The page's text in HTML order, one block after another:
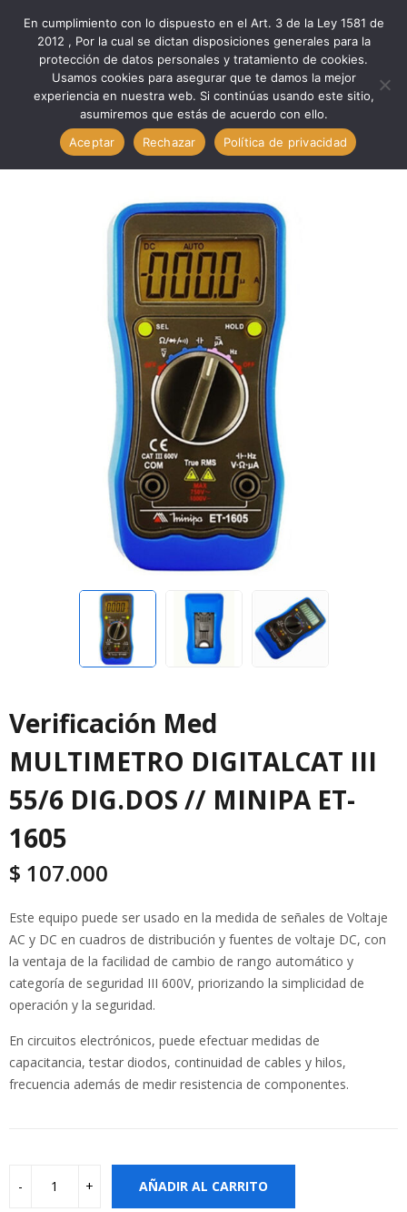
Marcas
Minipa
Verificación Med MULTIMETRO DIGITALCAT III 55/6
DIG.DOS // MINIPA ET- 1605
Verificación Med
MULTIMETRO DIGITALCAT III
55/6 DIG.DOS // MINIPA ET-
1605
$ 107.000
Este equipo puede ser usado en la medida de señales de Voltaje
AC y DC en cuadros de distribución y fuentes de voltaje DC, con
la ventaja de la facilidad de cambio de rango automático y
categoría de seguridad III 600V, priorizando la simplicidad de
operación y la seguridad.
En circuitos electrónicos, puede efectuar medidas de
capacitancia, testar diodos, continuidad de cables y hilos,
frecuencia además de medir resistencia de componentes.
AÑADIR AL CARRITO
En cumplimiento con lo dispuesto en el Art. 3 de la Ley 1581 de
2012 , Por la cual se dictan disposiciones generales para la
protección de datos personales y tratamiento de cookies.
Usamos cookies para asegurar que te damos la mejor
experiencia en nuestra web. Si continúas usando este sitio,
asumiremos que estás de acuerdo con ello.
Aceptar
Rechazar Política de privacidad